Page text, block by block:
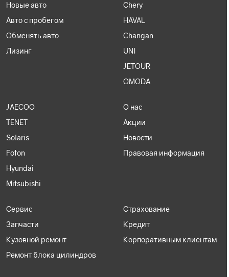
Новые авто
Авто с пробегом
Обменять авто
Лизинг
Chery
HAVAL
Changan
UNI
JETOUR
OMODA
JAECOO
TENET
Solaris
Foton
Hyundai
Mitsubishi
О нас
Акции
Новости
Правовая информация
Сервис
Запчасти
Кузовной ремонт
Ремонт блока цилиндров
Страхование
Кредит
Корпоративным клиентам